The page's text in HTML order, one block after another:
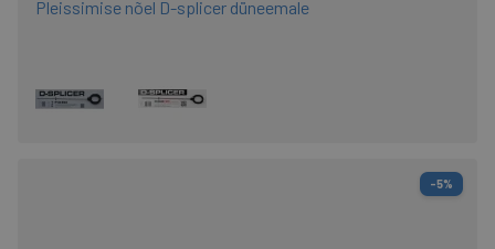
Pleissimise nõel D-splicer düneemale
-5%